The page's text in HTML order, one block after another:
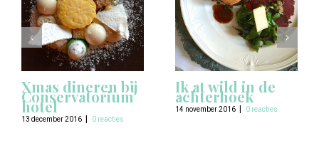
Xmas dineren bij
Conservatorium
hotel
13 december 2016 0 reacties
Ik at wild in de
achterhoek
14 november 2016 0 reacties